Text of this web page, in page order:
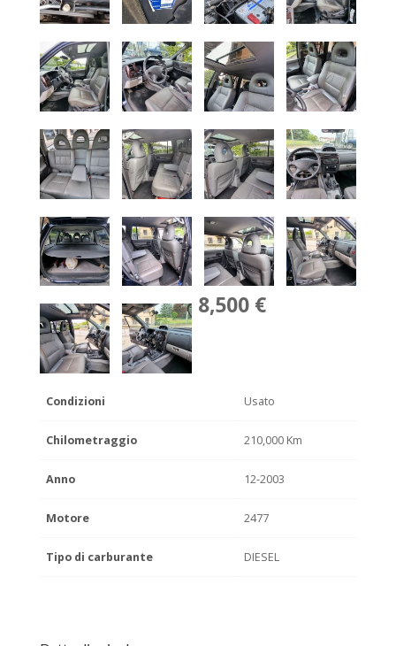
8,500 €
Condizioni Usato
Chilometraggio 210,000 Km
Anno 12-2003
Motore 2477
Tipo di carburante DIESEL